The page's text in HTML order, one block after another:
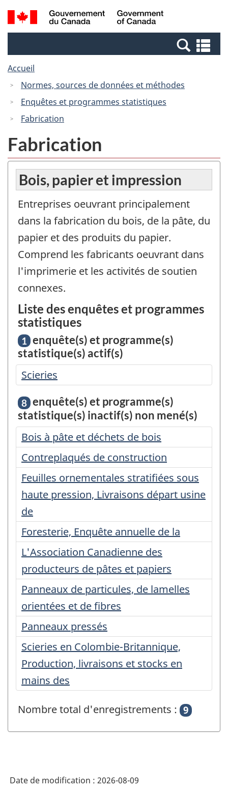
Passer
au
Passer
à
Canada
Recherche
et
et
Accueil
Normes, sources de données et méthodes
Enquêtes et programmes statistiques
Fabrication
Fabrication
Bois, papier et impression
Entreprises oeuvrant principalement
dans la fabrication du bois, de la pâte, du
papier et des produits du papier.
Comprend les fabricants oeuvrant dans
l'imprimerie et les activités de soutien
connexes.
Liste des enquêtes et programmes
statistiques
1 enquête(s) et programme(s)
statistique(s) actif(s)
Scieries
8 enquête(s) et programme(s)
statistique(s) inactif(s) non mené(s)
Bois à pâte et déchets de bois
Contreplaqués de construction
Feuilles ornementales stratifiées sous
haute pression, Livraisons départ usine
de
Foresterie, Enquête annuelle de la
L'Association Canadienne des
producteurs de pâtes et papiers
Panneaux de particules, de lamelles
orientées et de fibres
Panneaux pressés
Scieries en Colombie-Britannique,
Production, livraisons et stocks en
mains des
Nombre total d'enregistrements : 9
Date de modification : 2026-08-09